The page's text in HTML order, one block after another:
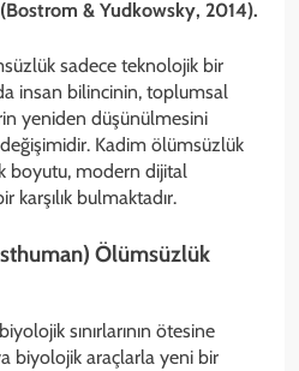
(Bostrom & Yudkowsky, 2014).
sadece teknolojik bir
insan bilincinin, toplumsal
yeniden düşünülmesini
Kadim ölümsüzlük
boyutu, modern dijital
bulmaktadır.
Ölümsüzlük
sınırlarının ötesine
biyolojik araçlarla yeni bir